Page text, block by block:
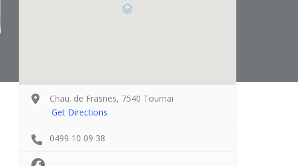
Chau. de Frasnes, 7540 Tournai
Get Directions
0499 10 09 38